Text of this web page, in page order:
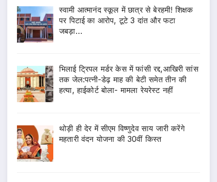
स्वामी आत्मानंद स्कूल में छात्र से बेरहमी! शिक्षक
पर पिटाई का आरोप, टूटे 3 दांत और फटा
जबड़ा…
भिलाई ट्रिपल मर्डर केस में फांसी रद्द,आखिरी सांस
तक जेल:पत्नी-डेढ़ माह की बेटी समेत तीन की
हत्या, हाईकोर्ट बोला- मामला रेयरेस्ट नहीं
थोड़ी ही देर में सीएम विष्णुदेव साय जारी करेंगे
महतारी वंदन योजना की 30वीं किस्त